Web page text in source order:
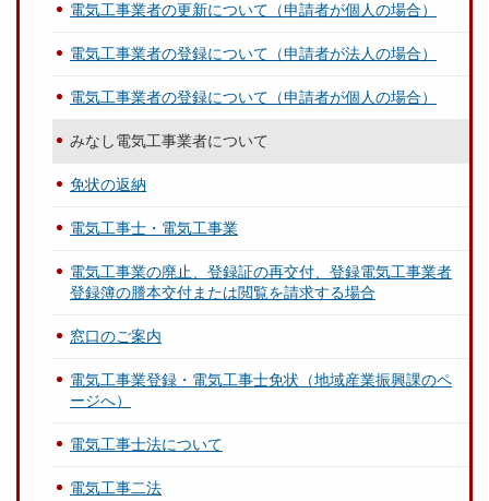
電気工事業者の更新について（申請者が個人の場合）
電気工事業者の登録について（申請者が法人の場合）
電気工事業者の登録について（申請者が個人の場合）
みなし電気工事業者について
免状の返納
電気工事士・電気工事業
電気工事業の廃止、登録証の再交付、登録電気工事業者
登録簿の謄本交付または閲覧を請求する場合
窓口のご案内
電気工事業登録・電気工事士免状（地域産業振興課のペ
ージへ）
電気工事士法について
電気工事二法